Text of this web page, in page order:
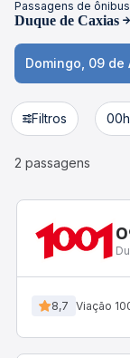
Passagens de ônibus
Duque de Caxias
Domingo, 09 de
Filtros
2 passagens
8,7 Viação